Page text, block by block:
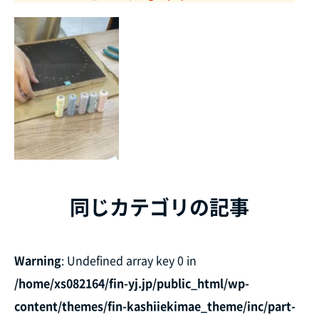
同じカテゴリの記事
Warning: Undefined array key 0 in
/home/xs082164/fin-yj.jp/public_html/wp-
content/themes/fin-kashiiekimae_theme/inc/part-